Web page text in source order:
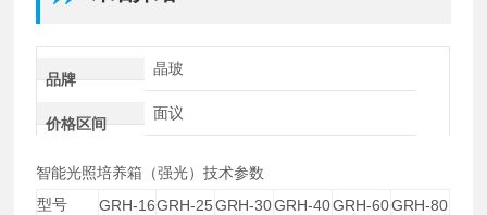
品牌
晶玻
价格区间
面议
智能光照培养箱（强光）技术参数
型号
GRH-16GRH-25 GRH-30GRH-40GRH-60GRH-80